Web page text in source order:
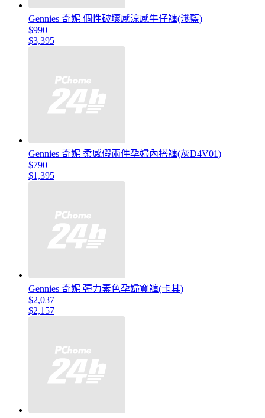
Gennies 奇妮 個性破壞感涼感牛仔褲(淺藍)
$990
$3,395
Gennies 奇妮 柔感假兩件孕婦內搭褲(灰D4V01)
$790
$1,395
Gennies 奇妮 彈力素色孕婦寬褲(卡其)
$2,037
$2,157